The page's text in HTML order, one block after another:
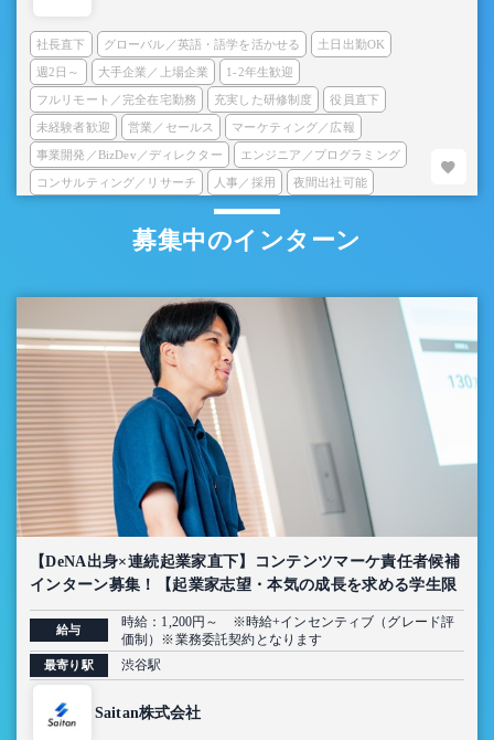
社長直下 グローバル／英語・語学を活かせる 土日出勤OK
週2日～ 大手企業／上場企業 1-2年生歓迎
フルリモート／完全在宅勤務 充実した研修制度 役員直下
未経験者歓迎 営業／セールス マーケティング／広報
事業開発／BizDev／ディレクター エンジニア／プログラミング
コンサルティング／リサーチ 人事／採用 夜間出社可能
募集中のインターン
【DeNA出身×連続起業家直下】コンテンツマーケ責任者候補
インターン募集！【起業家志望・本気の成長を求める学生限
定】
給与
時給：1,200円～ ※時給+インセンティブ（グレード評
価制）※業務委託契約となります
最寄り駅 渋谷駅
Saitan株式会社